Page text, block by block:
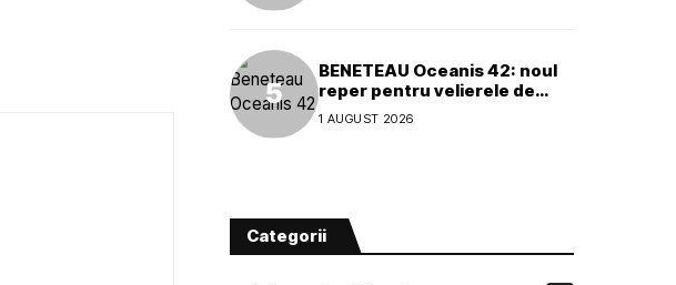
BENETEAU Oceanis 42: noul
reper pentru velierele de
croazieră de 40 de picioare
1 AUGUST 2026
Categorii